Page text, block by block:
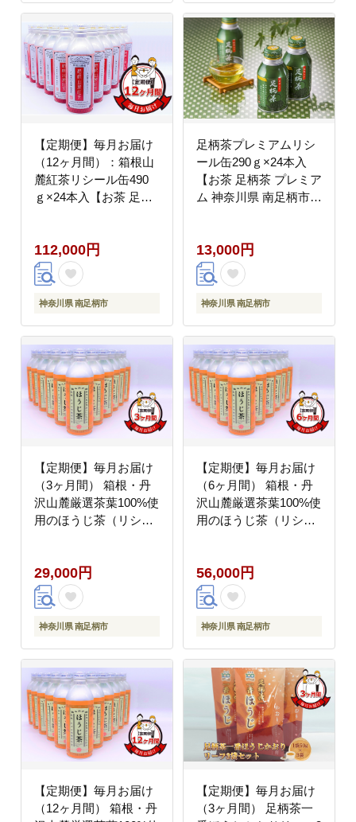
【定期便】毎月お届け
（12ヶ月間）：箱根山
麓紅茶リシール缶490
ｇ×24本入【お茶 足柄
112,000円
神奈川県 南足柄市
足柄茶プレミアムリシ
ール缶290ｇ×24本入
【お茶 足柄茶 プレミア
ム 神奈川県 南足柄市
13,000円
神奈川県 南足柄市
【定期便】毎月お届け
（3ヶ月間） 箱根・丹
沢山麓厳選茶葉100%使
用のほうじ茶（リシー
贈り物 神奈川県 南足柄
市 】
29,000円
神奈川県 南足柄市
【定期便】毎月お届け
（6ヶ月間） 箱根・丹
沢山麓厳選茶葉100%使
用のほうじ茶（リシー
贈り物 神奈川県 南足柄
市 】
56,000円
神奈川県 南足柄市
【定期便】毎月お届け
（12ヶ月間） 箱根・丹
【定期便】毎月お届け
（3ヶ月間） 足柄茶一